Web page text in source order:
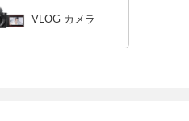
VLOG カメラ